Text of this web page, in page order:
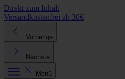
Direkt zum Inhalt
Versandkostenfrei ab 30€
Vorherige
Nächste
Menü